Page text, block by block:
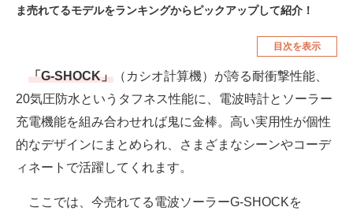
生活家電 生活用品
腕時計 車・バイク
釣り具・釣り用品 食品・飲料・お酒
食器・グラス・カトラリー
メディア
注目記事を集めた総合ページ
ま売れてるモデルをランキングからピックアップして紹介！
目次を表示
「G-SHOCK」 （カシオ計算機）が誇る耐衝撃性能、
20気圧防水というタフネス性能に、電波時計とソーラー
充電機能を組み合わせれば鬼に金棒。高い実用性が個性
的なデザインにまとめられ、さまざまなシーンやコーデ
ィネートで活躍してくれます。
ここでは、今売れてる電波ソーラーG-SHOCKを